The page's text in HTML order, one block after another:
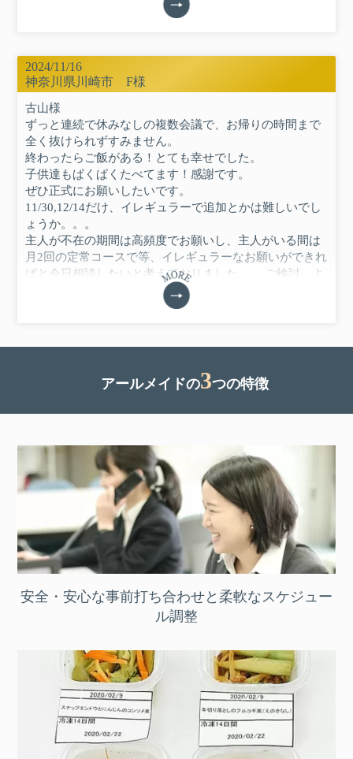
2024/11/16
神奈川県川崎市 F様
古山様
ずっと連続で休みなしの複数会議で、お帰りの時間まで
全く抜けられずすみません。
終わったらご飯がある！とても幸せでした。
子供達もぱくぱくたべてます！感謝です。
ぜひ正式にお願いしたいです。
11/30,12/14だけ、イレギュラーで追加とかは難しいでし
ょうか。。。
主人が不在の期間は高頻度でお願いし、主人がいる間は
月2回の定常コースで等、イレギュラーなお願いができれ
ばと今日相談したいと考えておりました。 ご検討、よ
アールメイドの3つの特徴
安全・安心な事前打ち合わせと柔軟なスケジュー
ル調整